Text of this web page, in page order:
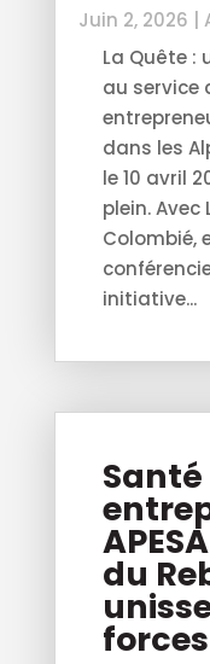
Juin 2, 2026
La Quête :
au service
dans les
le 10 avril
plein. Avec
Colombié,
initiative...
du
forces